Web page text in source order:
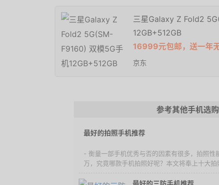
三星Galaxy Z Fold2
12GB+512GB
16999元包邮，送一年
京东
参考其他手机选
最好的拍照手机推荐
- 衡量一部手机优秀与否的因素有很多，拍照性
万，究竟哪款手机拍照好呢？本文将奉上十大
最好的三防手机推荐